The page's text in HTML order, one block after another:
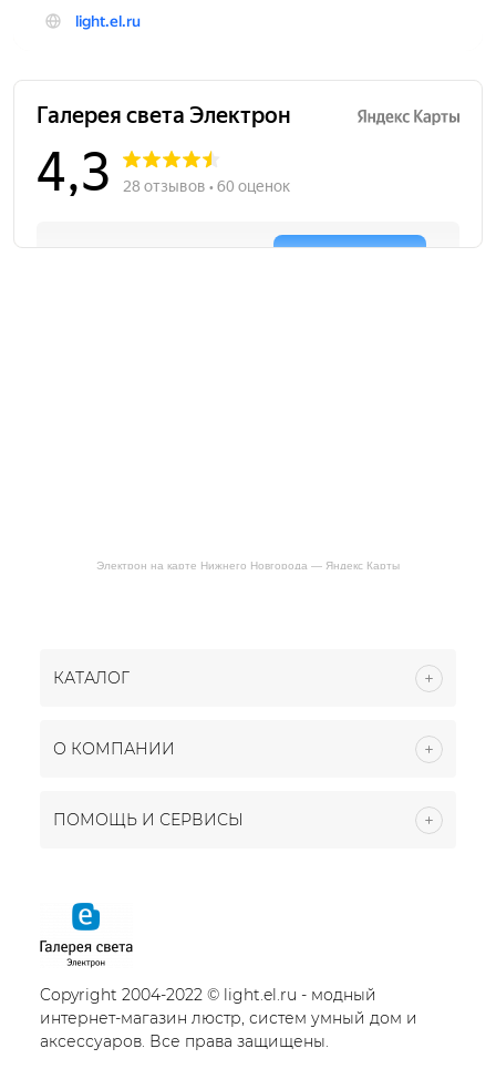
Электрон на карте Нижнего Новгорода — Яндекс Карты
КАТАЛОГ
О КОМПАНИИ
ПОМОЩЬ И СЕРВИСЫ
Copyright 2004-2022 © light.el.ru - модный
интернет-магазин люстр, систем умный дом и
аксессуаров. Все права защищены.